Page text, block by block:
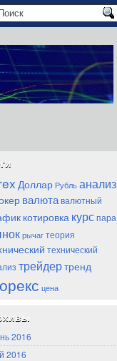
Доллар Рубль анализ
валютавалютный
котировка курспара
рычаг теория
технический
трейдертренд
цена
2016
2016